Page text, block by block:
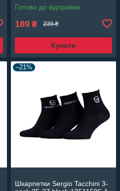
Готово до відправки
189 ₴ 239 ₴
Купити
–21%
Шкарпетки Sergio Tacchini 3-